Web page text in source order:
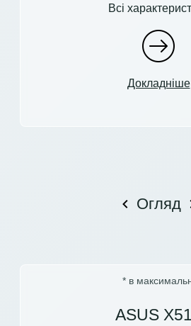
Всі
Докладніше
Огляд
* в
ASUS